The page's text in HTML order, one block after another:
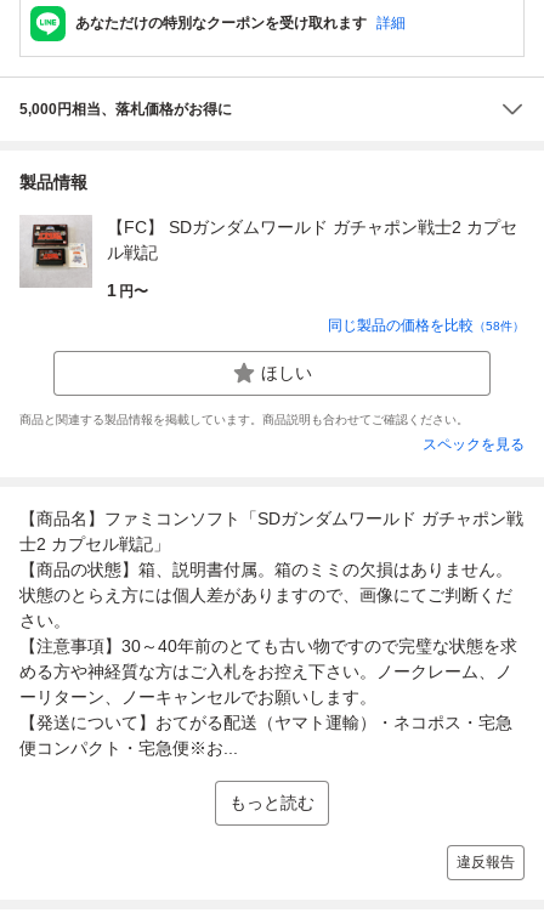
あなただけの特別なクーポンを受け取れます 詳細
5,000円相当、落札価格がお得に
製品情報
【FC】 SDガンダムワールド ガチャポン戦士2 カプセ
ル戦記
1 円〜
同じ製品の価格を比較 （58件）
ほしい
商品と関連する製品情報を掲載しています。商品説明も合わせてご確認ください。
スペックを見る
【商品名】ファミコンソフト「SDガンダムワールド ガチャポン戦
士2 カプセル戦記」
【商品の状態】箱、説明書付属。箱のミミの欠損はありません。
状態のとらえ方には個人差がありますので、画像にてご判断くだ
さい。
【注意事項】30～40年前のとても古い物ですので完璧な状態を求
める方や神経質な方はご入札をお控え下さい。ノークレーム、ノ
ーリターン、ノーキャンセルでお願いします。
【発送について】おてがる配送（ヤマト運輸）・ネコポス・宅急
便コンパクト・宅急便※お...
もっと読む
違反報告